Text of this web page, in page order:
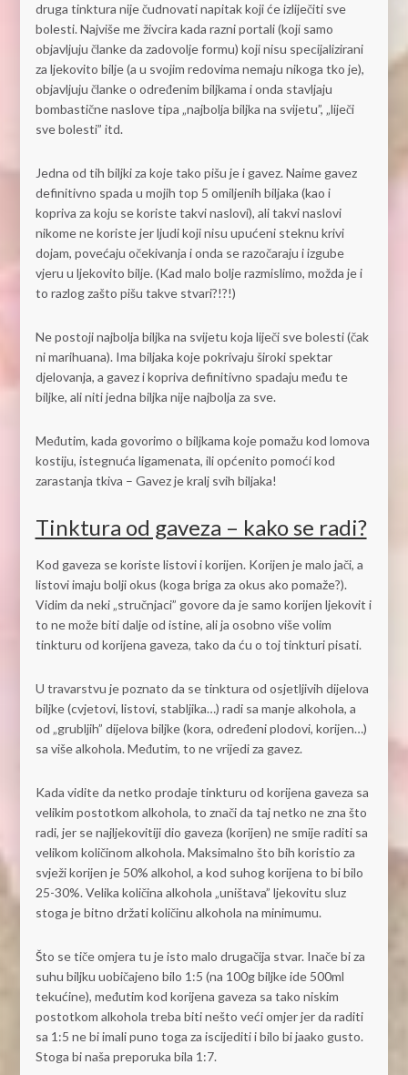
druga tinktura nije čudnovati napitak koji će izliječiti sve
bolesti. Najviše me živcira kada razni portali (koji samo
objavljuju članke da zadovolje formu) koji nisu specijalizirani
za ljekovito bilje (a u svojim redovima nemaju nikoga tko je),
objavljuju članke o određenim biljkama i onda stavljaju
bombastične naslove tipa „najbolja biljka na svijetu”, „liječi
sve bolesti” itd.
Jedna od tih biljki za koje tako pišu je i gavez. Naime gavez
definitivno spada u mojih top 5 omiljenih biljaka (kao i
kopriva za koju se koriste takvi naslovi), ali takvi naslovi
nikome ne koriste jer ljudi koji nisu upućeni steknu krivi
dojam, povećaju očekivanja i onda se razočaraju i izgube
vjeru u ljekovito bilje. (Kad malo bolje razmislimo, možda je i
to razlog zašto pišu takve stvari?!?!)
Ne postoji najbolja biljka na svijetu koja liječi sve bolesti (čak
ni marihuana). Ima biljaka koje pokrivaju široki spektar
djelovanja, a gavez i kopriva definitivno spadaju među te
biljke, ali niti jedna biljka nije najbolja za sve.
Međutim, kada govorimo o biljkama koje pomažu kod lomova
kostiju, istegnuća ligamenata, ili općenito pomoći kod
zarastanja tkiva – Gavez je kralj svih biljaka!
Tinktura od gaveza – kako se radi?
Kod gaveza se koriste listovi i korijen. Korijen je malo jači, a
listovi imaju bolji okus (koga briga za okus ako pomaže?).
Vidim da neki „stručnjaci” govore da je samo korijen ljekovit i
to ne može biti dalje od istine, ali ja osobno više volim
tinkturu od korijena gaveza, tako da ću o toj tinkturi pisati.
U travarstvu je poznato da se tinktura od osjetljivih dijelova
biljke (cvjetovi, listovi, stabljika…) radi sa manje alkohola, a
od „grubljih” dijelova biljke (kora, određeni plodovi, korijen…)
sa više alkohola. Međutim, to ne vrijedi za gavez.
Kada vidite da netko prodaje tinkturu od korijena gaveza sa
velikim postotkom alkohola, to znači da taj netko ne zna što
radi, jer se najljekovitiji dio gaveza (korijen) ne smije raditi sa
velikom količinom alkohola. Maksimalno što bih koristio za
svježi korijen je 50% alkohol, a kod suhog korijena to bi bilo
25-30%. Velika količina alkohola „uništava” ljekovitu sluz
stoga je bitno držati količinu alkohola na minimumu.
Što se tiče omjera tu je isto malo drugačija stvar. Inače bi za
suhu biljku uobičajeno bilo 1:5 (na 100g biljke ide 500ml
tekućine), međutim kod korijena gaveza sa tako niskim
postotkom alkohola treba biti nešto veći omjer jer da raditi
sa 1:5 ne bi imali puno toga za iscijediti i bilo bi jaako gusto.
Stoga bi naša preporuka bila 1:7.